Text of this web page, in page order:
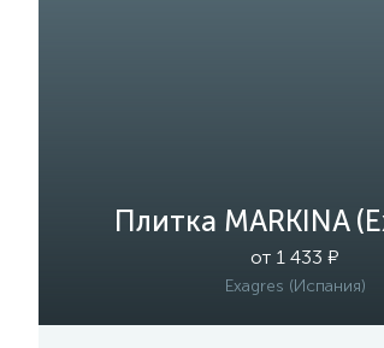
Плитка MARKINA
от 1 433 ₽
Exagres (Испания)